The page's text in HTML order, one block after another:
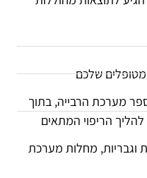
שלכם
מערכת הרבייה, בתוך
הריפוי המתאים
וגבריות, מחלות מערכת